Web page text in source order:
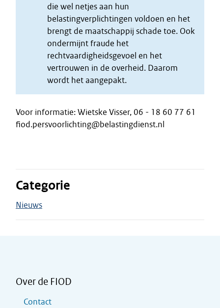
die wel netjes aan hun
belastingverplichtingen voldoen en het
brengt de maatschappij schade toe. Ook
ondermijnt fraude het
rechtvaardigheidsgevoel en het
vertrouwen in de overheid. Daarom
wordt het aangepakt.
Voor informatie: Wietske Visser, 06 - 18 60 77 61
fiod.persvoorlichting@belastingdienst.nl
Categorie
Nieuws
Over de FIOD
Contact